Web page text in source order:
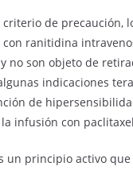
de precaución,
con ranitidina
no son objeto de
indicaciones
de
infusión con
un principio activo